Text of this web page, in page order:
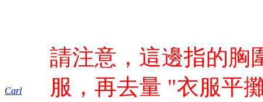
Carl
請注意，這邊指的胸
服，再去量 "衣服平